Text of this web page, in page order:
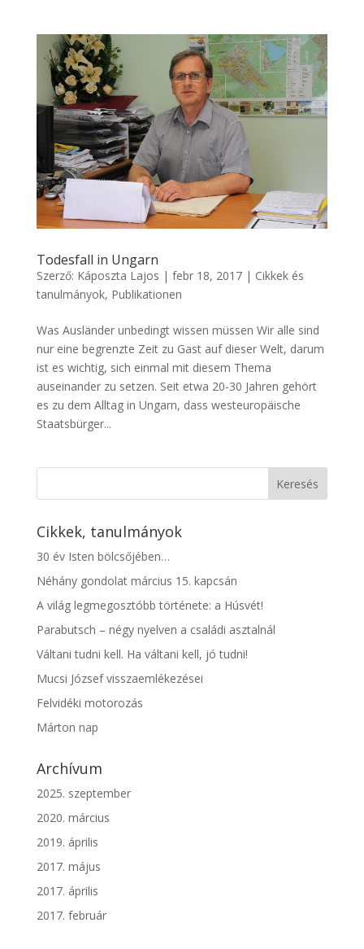
Todesfall in Ungarn
Szerző: Káposzta Lajos | febr 18, 2017| Cikkek és
tanulmányok, Publikationen
Was Ausländer unbedingt wissen müssen Wir alle sind
nur eine begrenzte Zeit zu Gast auf dieser Welt, darum
ist es wichtig, sich einmal mit diesem Thema
auseinander zu setzen. Seit etwa 20-30 Jahren gehört
es zu dem Alltag in Ungarn, dass westeuropäische
Staatsbürger...
Cikkek, tanulmányok
30 év Isten bölcsőjében…
Néhány gondolat március 15. kapcsán
A világ legmegosztóbb története: a Húsvét!
Parabutsch – négy nyelven a családi asztalnál
Váltani tudni kell. Ha váltani kell, jó tudni!
Mucsi József visszaemlékezései
Felvidéki motorozás
Márton nap
Archívum
2025. szeptember
2020. március
2019. április
2017. május
2017. április
2017. február